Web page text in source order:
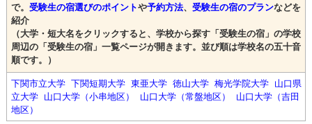
で。 受験生の宿選びのポイントや予約方法、 受験生の宿のプランなどを
紹介
（大学・短大名をクリックすると、学校から探す「受験生の宿」の学校
周辺の「受験生の宿」一覧ページが開きます。並び順は学校名の五十音
順です。）
下関市立大学 下関短期大学 東亜大学 徳山大学 梅光学院大学
山口県
立大学
山口大学（小串地区） 山口大学（常盤地区）
山口大学（吉田
地区）